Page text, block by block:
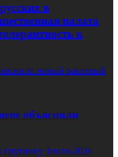
в
палата
к
новый ракетный
объяснили
Земли-2026